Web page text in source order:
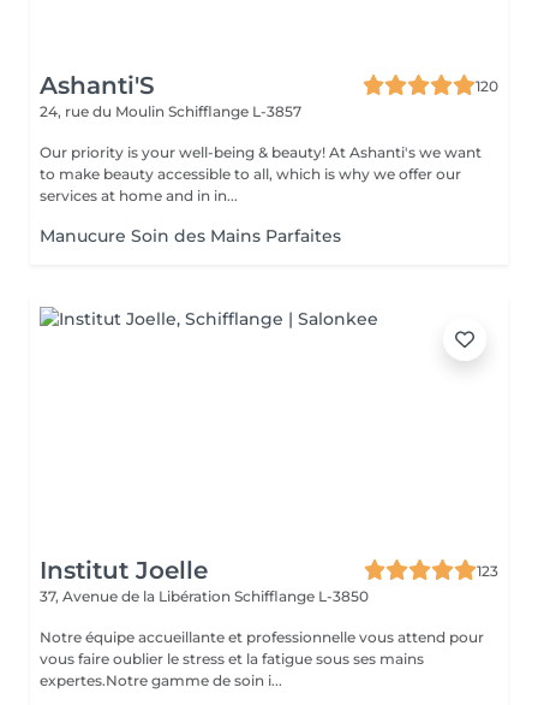
Ashanti'S
120
24, rue du Moulin Schifflange L-3857
Our priority is your well-being & beauty! At Ashanti's we want
to make beauty accessible to all, which is why we offer our
services at home and in in...
Manucure Soin des Mains Parfaites
Institut Joelle
123
37, Avenue de la Libération Schifflange L-3850
Notre équipe accueillante et professionnelle vous attend pour
vous faire oublier le stress et la fatigue sous ses mains
expertes.Notre gamme de soin i...